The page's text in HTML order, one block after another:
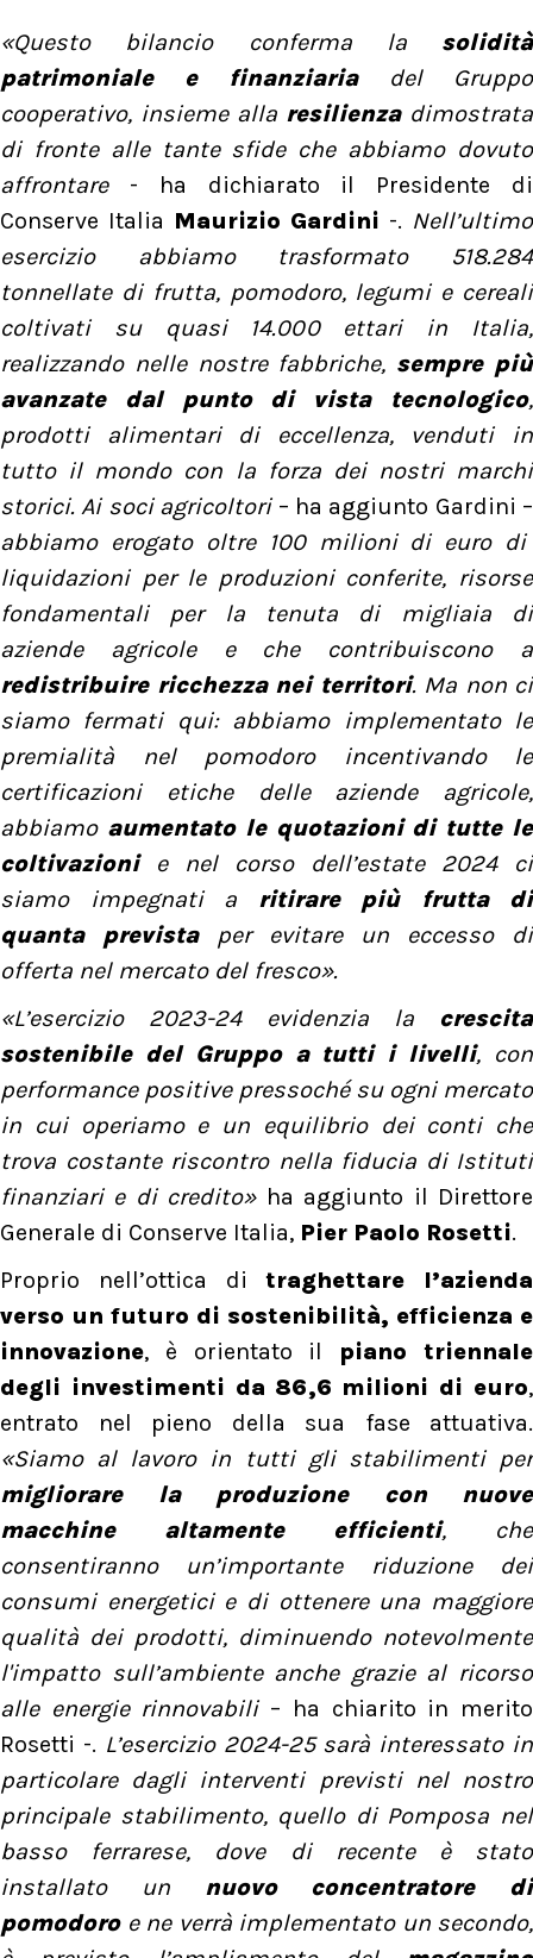
«Questo bilancio conferma la solidità
patrimoniale e finanziaria del Gruppo
cooperativo, insieme alla resilienza dimostrata
di fronte alle tante sfide che abbiamo dovuto
affrontare - ha dichiarato il Presidente di
Conserve Italia Maurizio Gardini -. Nell’ultimo
esercizio abbiamo trasformato 518.284
tonnellate di frutta, pomodoro, legumi e cereali
coltivati su quasi 14.000 ettari in Italia,
realizzando nelle nostre fabbriche, sempre più
avanzate dal punto di vista tecnologico,
prodotti alimentari di eccellenza, venduti in
tutto il mondo con la forza dei nostri marchi
storici. Ai soci agricoltori– ha aggiunto Gardini –
abbiamo erogato oltre 100 milioni di euro di
liquidazioni per le produzioni conferite, risorse
fondamentali per la tenuta di migliaia di
aziende agricole e che contribuiscono a
redistribuire ricchezza nei territori. Ma non ci
siamo fermati qui: abbiamo implementato le
premialità nel pomodoro incentivando le
certificazioni etiche delle aziende agricole,
abbiamo aumentato le quotazioni di tutte le
coltivazioni e nel corso dell’estate 2024 ci
siamo impegnati a ritirare più frutta di
quanta prevista per evitare un eccesso di
offerta nel mercato del fresco».
«L’esercizio 2023-24 evidenzia la crescita
sostenibile del Gruppo a tutti i livelli, con
performance positive pressoché su ogni mercato
in cui operiamo e un equilibrio dei conti che
trova costante riscontro nella fiducia di Istituti
finanziari e di credito»ha aggiunto il Direttore
Generale di Conserve Italia, Pier Paolo Rosetti.
Proprio nell’ottica ditraghettare l’azienda
verso un futuro di sostenibilità, efficienza e
innovazione, è orientato il piano triennale
degli investimenti da 86,6 milioni di euro,
entrato nel pieno della sua fase attuativa.
«Siamo al lavoro in tutti gli stabilimenti per
migliorare la produzione con nuove
macchine altamente efficienti, che
consentiranno un’importante riduzione dei
consumi energetici e di ottenere una maggiore
qualità dei prodotti, diminuendo notevolmente
l'impatto sull’ambiente anche grazie al ricorso
alle energie rinnovabili– ha chiarito in merito
Rosetti -. L’esercizio 2024-25 sarà interessato in
particolare dagli interventi previsti nel nostro
principale stabilimento, quello di Pomposa nel
basso ferrarese, dove di recente è stato
installato un nuovo concentratore di
pomodoroe ne verrà implementato un secondo,